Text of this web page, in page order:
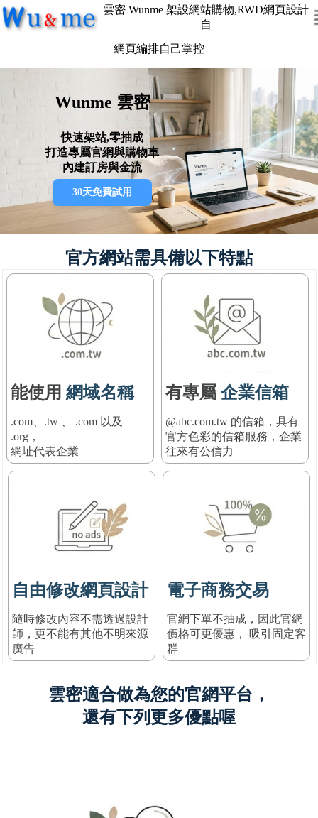
雲密 Wunme 架設網站購物,RWD網頁設計
自
網頁編排自己掌控
Wunme 雲密
快速架站,零抽成
打造專屬官網與購物車
內建訂房與金流
30天免費試用
官方網站需具備以下特點
能使用 網域名稱
.com、.tw 、 .com 以及
.org，
網址代表企業
有專屬 企業信箱
@abc.com.tw 的信箱，具有
官方色彩的信箱服務 ， 企業
往來有公信力
自由修改網頁設計
隨時修改內容不需透過設計
師，更不能有其他不明來源
廣告
電子商務交易
官網下單不抽成，因此官網
價格可更優惠， 吸引固定客
群
雲密適合做為您的官網平台，
還有下列更多優點喔